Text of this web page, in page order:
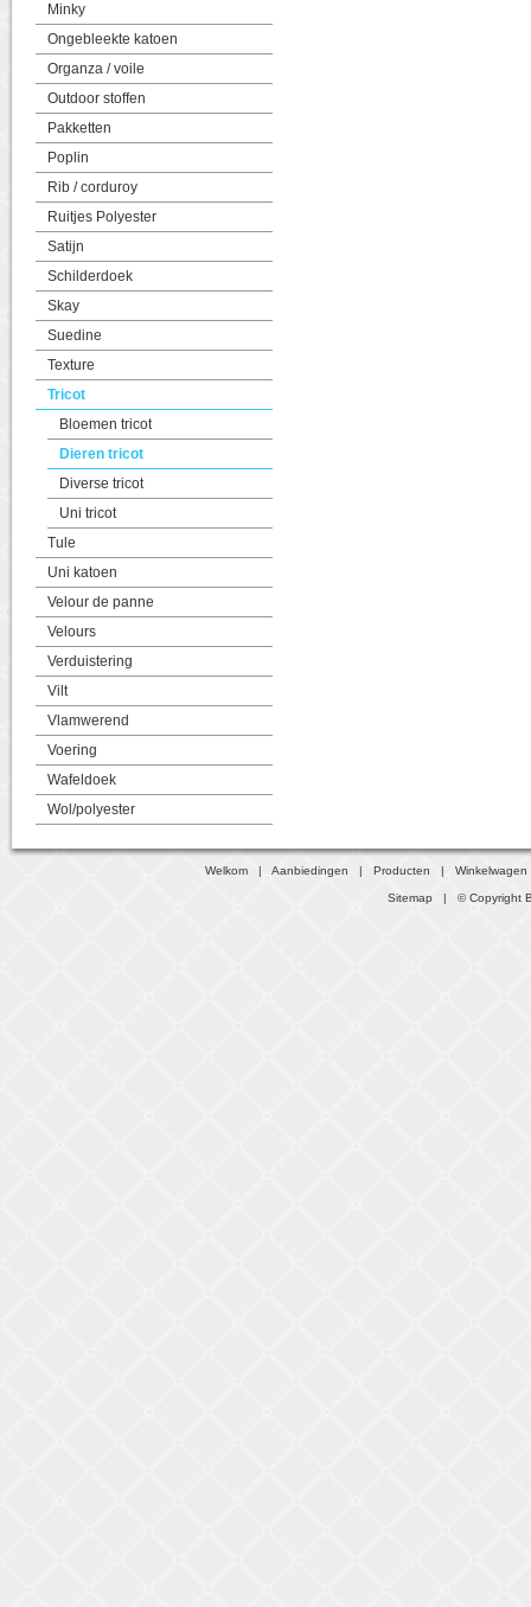
Minky
Ongebleekte katoen
Organza / voile
Outdoor stoffen
Pakketten
Poplin
Rib / corduroy
Ruitjes Polyester
Satijn
Schilderdoek
Skay
Suedine
Texture
Tricot
Bloemen tricot
Dieren tricot
Diverse tricot
Uni tricot
Tule
Uni katoen
Velour de panne
Velours
Verduistering
Vilt
Vlamwerend
Voering
Wafeldoek
Wol/polyester
Welkom |Aanbiedingen |Producten |Winkelwagen
Sitemap | © Copyright